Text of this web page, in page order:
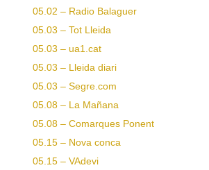
05.02 – Radio Balaguer
05.03 – Tot Lleida
05.03 – ua1.cat
05.03 – Lleida diari
05.03 – Segre.com
05.08 – La Mañana
05.08 – Comarques Ponent
05.15 – Nova conca
05.15 – VAdevi